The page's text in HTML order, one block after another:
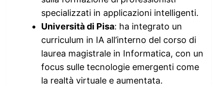
specializzati in applicazioni intelligenti.
Università di Pisa: ha integrato un
curriculum in IA all’interno del corso di
laurea magistrale in Informatica, con un
focus sulle tecnologie emergenti come
la realtà virtuale e aumentata.